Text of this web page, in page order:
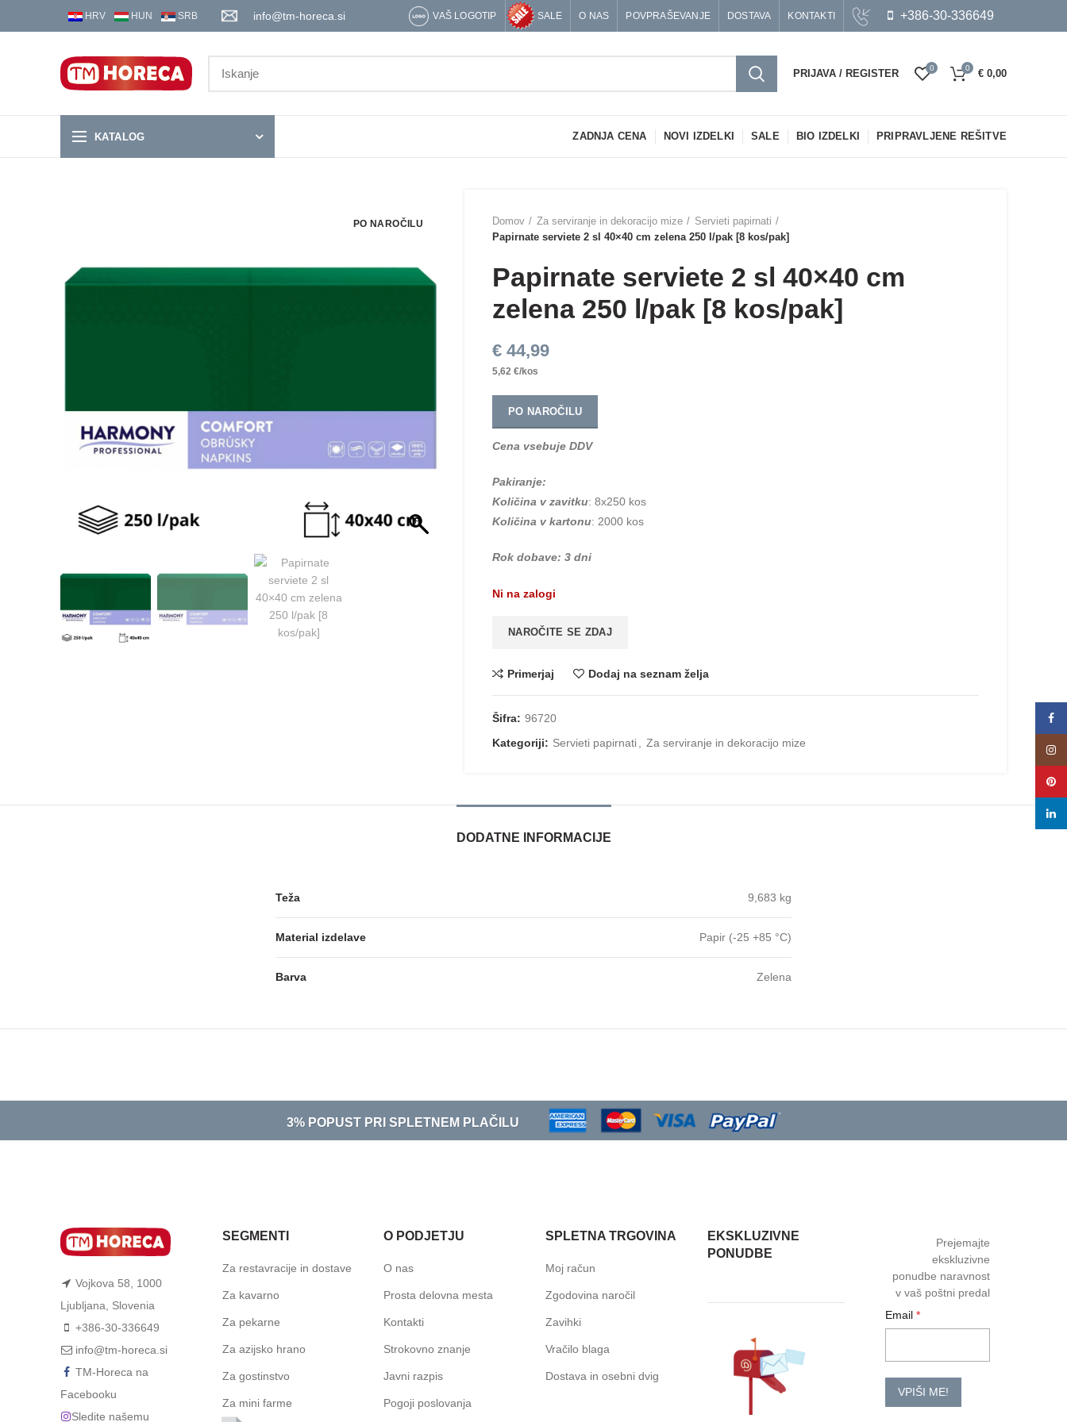
HRV HUN SRB info@tm-horeca.si VAŠ LOGOTIP SALE O NAS POVPRAŠEVANJE DOSTAVA KONTAKTI +386-30-336649
PRIJAVA / REGISTER 0 0 € 0,00
KATALOG ZADNJA CENA NOVI IZDELKI SALE BIO IZDELKI PRIPRAVLJENE REŠITVE
PO NAROČILU Domov Za serviranje in dekoracijo mize
Servieti papirnati
Papirnate serviete 2 sl 40×40 cm zelena 250 l/pak [8 kos/pak]
Papirnate serviete 2 sl 40×40 cm
zelena 250 l/pak [8 kos/pak]
€44,99
5,62 €/kos
PO NAROČILU
Cena vsebuje DDV
Pakiranje:
Količina v zavitku: 8x250 kos
Količina v kartonu: 2000 kos
Rok dobave: 3 dni
Ni na zalogi
NAROČITE SE ZDAJ
Primerjaj Dodaj na seznam želja
Šifra: 96720
Kategoriji: Servieti papirnati Za serviranje in dekoracijo mize
DODATNE INFORMACIJE
Teža 9,683 kg
Material izdelave Papir (-25 +85 °C)
Barva Zelena
3% POPUST PRI SPLETNEM PLAČILU
Vojkova 58, 1000
Ljubljana, Slovenia
+386-30-336649
info@tm-horeca.si
TM-Horeca na
Facebooku
Sledite našemu
SEGMENTI
Za restavracije in dostave
Za kavarno
Za pekarne
Za azijsko hrano
Za gostinstvo
Za mini farme
O PODJETJU
O nas
Prosta delovna mesta
Kontakti
Strokovno znanje
Javni razpis
Pogoji poslovanja
SPLETNA TRGOVINA
Moj račun
Zgodovina naročil
Zavihki
Vračilo blaga
Dostava in osebni dvig
EKSKLUZIVNE
PONUDBE
Prejemajte
ekskluzivne
ponudbe naravnost
v vaš poštni predal
Email
VPIŠI ME!